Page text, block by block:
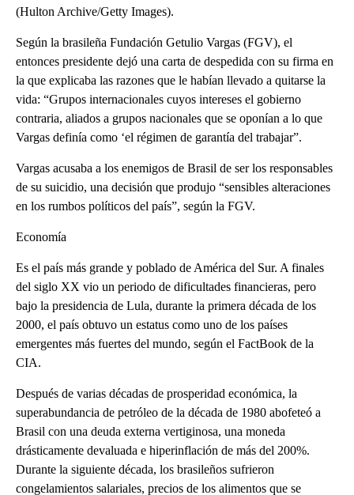
(Hulton Archive/Getty Images).
Según la brasileña Fundación Getulio Vargas (FGV), el
entonces presidente dejó una carta de despedida con su firma en
la que explicaba las razones que le habían llevado a quitarse la
vida: “Grupos internacionales cuyos intereses el gobierno
contraria, aliados a grupos nacionales que se oponían a lo que
Vargas definía como ‘el régimen de garantía del trabajar”.
Vargas acusaba a los enemigos de Brasil de ser los responsables
de su suicidio, una decisión que produjo “sensibles alteraciones
en los rumbos políticos del país”, según la FGV.
Economía
Es el país más grande y poblado de América del Sur. A finales
del siglo XX vio un periodo de dificultades financieras, pero
bajo la presidencia de Lula, durante la primera década de los
2000, el país obtuvo un estatus como uno de los países
emergentes más fuertes del mundo, según el FactBook de la
CIA.
Después de varias décadas de prosperidad económica, la
superabundancia de petróleo de la década de 1980 abofeteó a
Brasil con una deuda externa vertiginosa, una moneda
drásticamente devaluada e hiperinflación de más del 200%.
Durante la siguiente década, los brasileños sufrieron
congelamientos salariales, precios de los alimentos que se